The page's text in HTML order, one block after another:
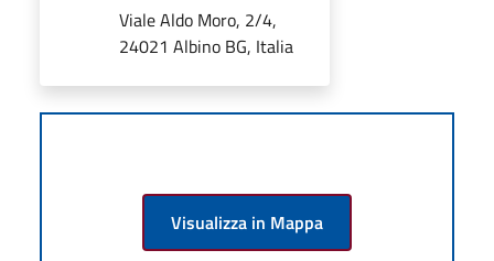
Viale Aldo Moro, 2/4,
24021 Albino BG, Italia
Visualizza in Mappa